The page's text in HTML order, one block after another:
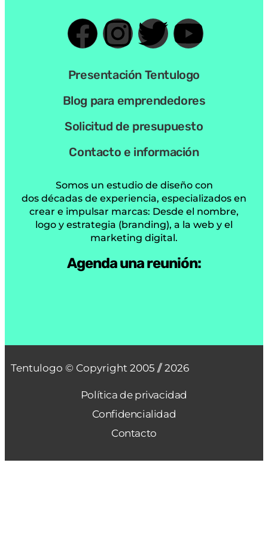
Contacto e información
Somos un estudio de diseño con
crear e impulsar marcas: Desde el nombre,
marketing digital.
Agenda una reunión:
Tentulogo © Copyright 2005 // 2026
Política de privacidad
Confidencialidad
Presentación
Tentulogo
Blog para
emprendedores
Solicitud de
presupuesto